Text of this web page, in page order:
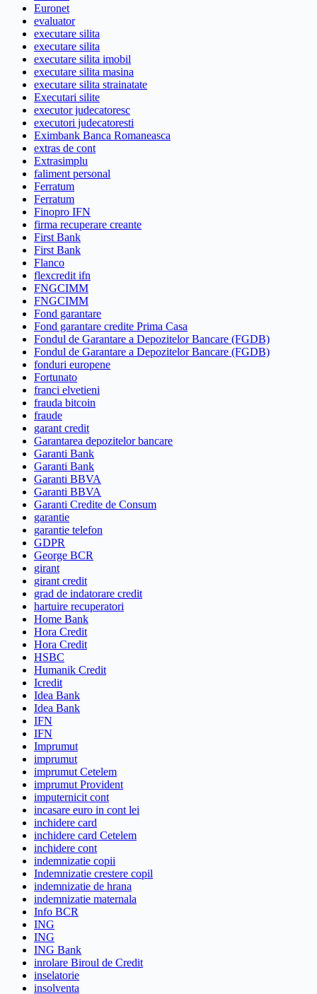
Euronet
evaluator
executare silita
executare silita
executare silita imobil
executare silita masina
executare silita strainatate
Executari silite
executor judecatoresc
executori judecatoresti
Eximbank Banca Romaneasca
extras de cont
Extrasimplu
faliment personal
Ferratum
Ferratum
Finopro IFN
firma recuperare creante
First Bank
First Bank
Flanco
flexcredit ifn
FNGCIMM
FNGCIMM
Fond garantare
Fond garantare credite Prima Casa
Fondul de Garantare a Depozitelor Bancare (FGDB)
Fondul de Garantare a Depozitelor Bancare (FGDB)
fonduri europene
Fortunato
franci elvetieni
frauda bitcoin
fraude
garant credit
Garantarea depozitelor bancare
Garanti Bank
Garanti Bank
Garanti BBVA
Garanti BBVA
Garanti Credite de Consum
garantie
garantie telefon
GDPR
George BCR
girant
girant credit
grad de indatorare credit
hartuire recuperatori
Home Bank
Hora Credit
Hora Credit
HSBC
Humanik Credit
Icredit
Idea Bank
Idea Bank
IFN
IFN
Imprumut
imprumut
imprumut Cetelem
imprumut Provident
imputernicit cont
incasare euro in cont lei
inchidere card
inchidere card Cetelem
inchidere cont
indemnizatie copii
Indemnizatie crestere copil
indemnizatie de hrana
indemnizatie maternala
Info BCR
ING
ING
ING Bank
inrolare Biroul de Credit
inselatorie
insolventa